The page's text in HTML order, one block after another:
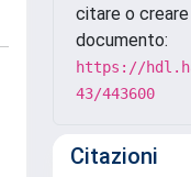
citare o
documento:
https://
43/443600
Citazioni